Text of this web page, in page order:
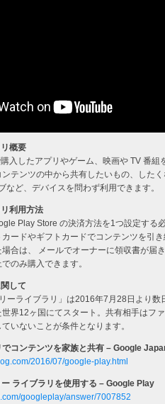
概要
入したアプリやゲーム、映画や TV 番組
テンツの中から共有したいもの、した
など、デバイスを問わず利用できます。
利用方法
Play Store の決済方法を1つ設定する
ードやギフトカードでコンテンツを引
合は、 メールでオーナーに領収書が届
のみ購入できます。
して
ーライブラリ」は2016年7月28日より
界12ヶ国にてスタート。共有相手はフ
いないことが条件となります。
でコンテンツを家族と共有 – Google
2016/07/google-play.html
ライブラリを使用する – Google Play
googleplay/answer/7007852